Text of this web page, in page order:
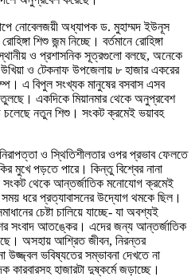
নোবেলজয়ী অধ্যাপক ড. মুহাম্মদ ইউনূস
শিশু জন্ম নিচ্ছে। বর্তমানে রোহিঙ্গা
ও প্রশাসনিক সূত্রগুলো বলছে, অনেকে
ও টেকনাফ উপজেলায় ৮ হাজার একরের
এ বিপুল সংখ্যক মানুষের বসবাস এসব
তুলছে। একদিকে মিয়ানমার থেকে অনুপ্রবেশ
চলেছে নতুন শিশু। সংকট ক্রমেই ভয়াবহ
ও স্থিতিশীলতার ওপর প্রভাব ফেলতে
পড়তে পারে। কিন্তু বিশ্বের নানা
সংকট থেকে আন্তর্জাতিক মনোযোগ ক্রমেই
সময় ধরে প্রত্যাবাসনের উদ্যোগ থমকে ছিল।
চেষ্টা চালিয়ে যাচ্ছে- যা অবশ্যই
সংবাদ আতঙ্কের। এদের জন্য আন্তর্জাতিক
অসহায় আশ্রিত জীবন, নিরন্তর
উজ্জ্বল ভবিষ্যতের সম্ভাবনা দেখতে না
কারবারসহ হাজারটা দুষ্কর্মে জড়াচ্ছে।